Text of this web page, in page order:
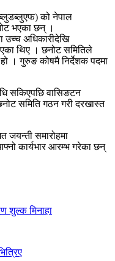
को नेपाल
भएका छन् ।
उच्च अधिकारीदेखि
थिए । छनोट समितिले
। गुरुङ कोषमै निर्देशक पदमा
सकिएपछि वासिङटन
समिति गठन गरी दरखास्त
जयन्ती समारोहमा
कार्यभार आरम्भ गरेका छन्
शुल्क मिनाहा